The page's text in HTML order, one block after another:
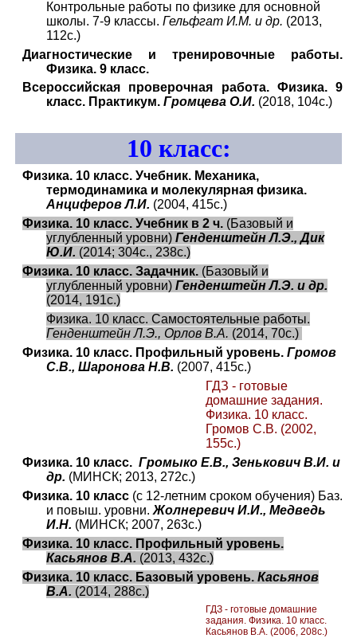
Контрольные работы по физике для основной
школы. 7-9 классы. Гельфгат И.М. и др. (2013,
112с.)
Диагностические и тренировочные работы.
Физика. 9 класс.
Всероссийская проверочная работа. Физика. 9
класс. Практикум. Громцева О.И. (2018, 104с.)
10 класс:
Физика. 10 класс. Учебник. Механика,
термодинамика и молекулярная физика.
Анциферов Л.И. (2004, 415с.)
Физика. 10 класс. Учебник в 2 ч. (Базовый и
углубленный уровни) Генденштейн Л.Э., Дик
Ю.И. (2014; 304с., 238с.)
Физика. 10 класс. Задачник. (Базовый и
углубленный уровни) Генденштейн Л.Э. и др.
(2014, 191с.)
Физика. 10 класс. Самостоятельные работы.
Генденштейн Л.Э., Орлов В.А. (2014, 70с.)
Физика. 10 класс. Профильный уровень. Громов
С.В., Шаронова Н.В. (2007, 415с.)
ГДЗ - готовые
домашние задания.
Физика. 10 класс.
Громов С.В. (2002,
155с.)
Физика. 10 класс. Громыко Е.В., Зенькович В.И. и
др. (МИНСК; 2013, 272с.)
Физика. 10 класс (с 12-летним сроком обучения) Баз.
и повыш. уровни. Жолнеревич И.И., Медведь
И.Н. (МИНСК; 2007, 263с.)
Физика. 10 класс. Профильный уровень.
Касьянов В.А. (2013, 432с.)
Физика. 10 класс. Базовый уровень. Касьянов
В.А. (2014, 288с.)
ГДЗ - готовые домашние
задания. Физика. 10 класс.
Касьянов В.А. (2006, 208с.)